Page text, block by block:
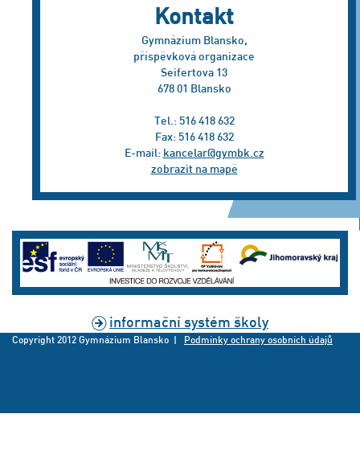
Kontakt
Gymnázium Blansko,
příspěvková organizace
Seifertova 13
678 01 Blansko
Tel.: 516 418 632
Fax: 516 418 632
E-mail: kancelar@gymbk.cz
zobrazit na mapě
informační systém školy
Copyright 2012 Gymnázium Blansko | Podmínky ochrany osobních údajů